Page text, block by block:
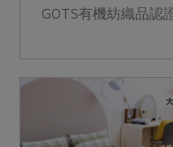
GOTS有機紡織品認
不使用甲醛、氨、
＊不使用對環境造
漂白劑－過氧化氫
預購時間：2022/